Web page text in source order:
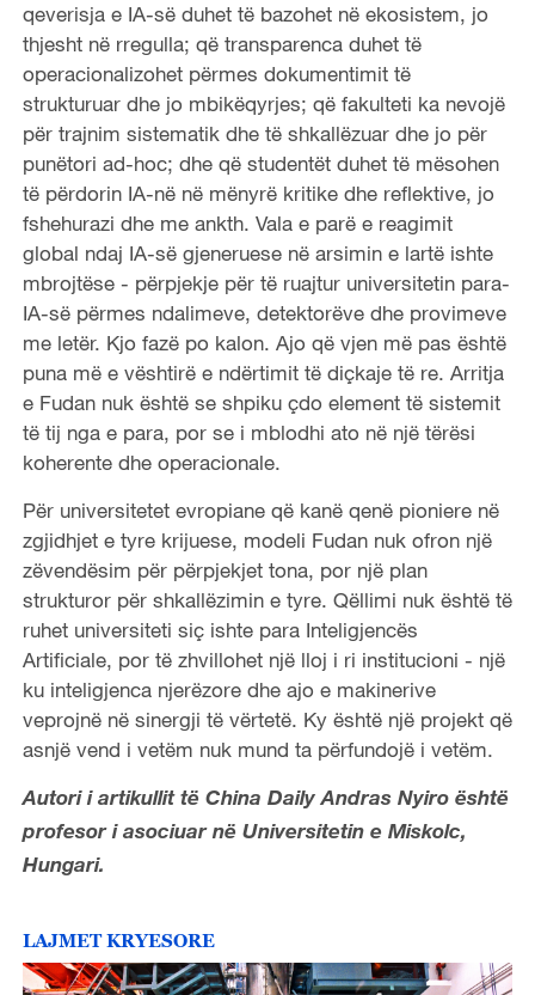
qeverisja e IA-së duhet të bazohet në ekosistem, jo ​​
thjesht në rregulla; që transparenca duhet të
operacionalizohet përmes dokumentimit të
strukturuar dhe jo mbikëqyrjes; që fakulteti ka nevojë
për trajnim sistematik dhe të shkallëzuar dhe jo për
punëtori ad-hoc; dhe që studentët duhet të mësohen
të përdorin IA-në në mënyrë kritike dhe reflektive, jo
fshehurazi dhe me ankth. Vala e parë e reagimit
global ndaj IA-së gjeneruese në arsimin e lartë ishte
mbrojtëse - përpjekje për të ruajtur universitetin para-
IA-së përmes ndalimeve, detektorëve dhe provimeve
me letër. Kjo fazë po kalon. Ajo që vjen më pas është
puna më e vështirë e ndërtimit të diçkaje të re. Arritja
e Fudan nuk është se shpiku çdo element të sistemit
të tij nga e para, por se i mblodhi ato në një tërësi
koherente dhe operacionale.
Për universitetet evropiane që kanë qenë pioniere në
zgjidhjet e tyre krijuese, modeli Fudan nuk ofron një
zëvendësim për përpjekjet tona, por një plan
strukturor për shkallëzimin e tyre. Qëllimi nuk është të
ruhet universiteti siç ishte para Inteligjencës
Artificiale, por të zhvillohet një lloj i ri institucioni - një
ku inteligjenca njerëzore dhe ajo e makinerive
veprojnë në sinergji të vërtetë. Ky është një projekt që
asnjë vend i vetëm nuk mund ta përfundojë i vetëm.
Autori i artikullit të China Daily Andras Nyiro është
profesor i asociuar në Universitetin e Miskolc,
Hungari.
LAJMET KRYESORE